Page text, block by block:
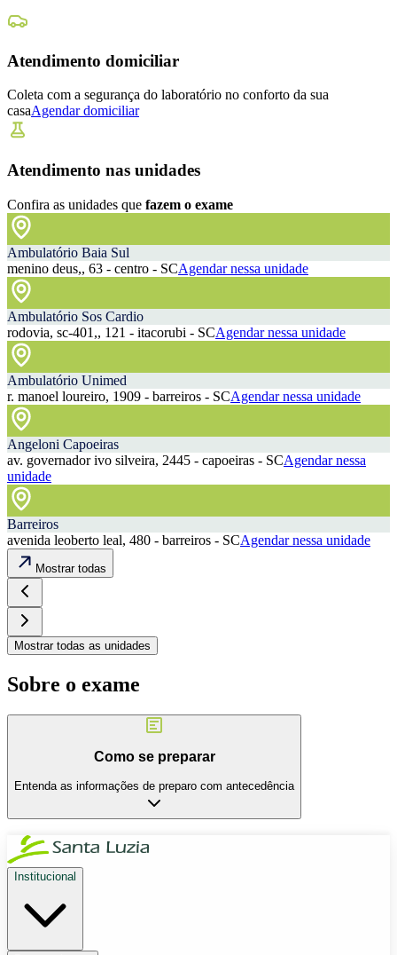
Atendimento domiciliar
Coleta com a segurança do laboratório no conforto da sua
casaAgendar domiciliar
Atendimento nas unidades
Confira as unidades que fazem o exame
Ambulatório Baia Sul
menino deus,, 63 - centro - SCAgendar nessa unidade
Ambulatório Sos Cardio
rodovia, sc-401,, 121 - itacorubi - SCAgendar nessa unidade
Ambulatório Unimed
r. manoel loureiro, 1909 - barreiros - SCAgendar nessa unidade
Angeloni Capoeiras
av. governador ivo silveira, 2445 - capoeiras - SCAgendar nessa
unidade
Barreiros
avenida leoberto leal, 480 - barreiros - SCAgendar nessa unidade
Mostrar todas
Mostrar todas as unidades
Sobre o exame
Como se preparar
Entenda as informações de preparo com antecedência
Institucional